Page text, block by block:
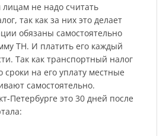
не надо считать
так как за них это делает
обязаны самостоятельно
ТН. И платить его каждый
Так как транспортный налог
сроки на его уплату местные
самостоятельно.
Петербурге это 30 дней после